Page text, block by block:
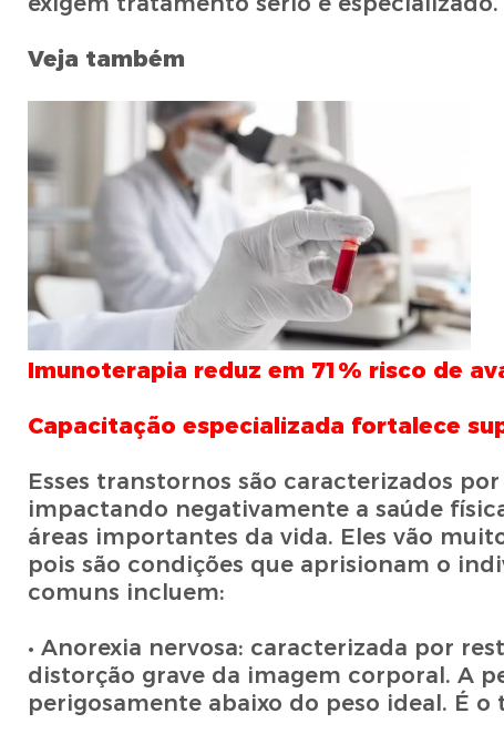
Veja também
Imunoterapia reduz em 71% risco de
Capacitação especializada fortalece
Esses transtornos são caracterizados
impactando negativamente a saúde
áreas importantes da vida. Eles vão
pois são condições que aprisionam o
comuns incluem:
• Anorexia nervosa: caracterizada por
distorção grave da imagem corporal. A
perigosamente abaixo do peso ideal. É